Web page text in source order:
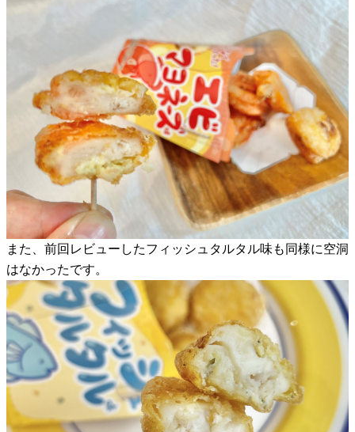
また、前回レビューしたフィッシュタルタル味も同様に空洞
はなかったです。